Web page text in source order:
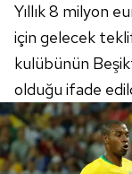
Yıllık 8 milyon
için gelecek
kulübünün
olduğu ifade